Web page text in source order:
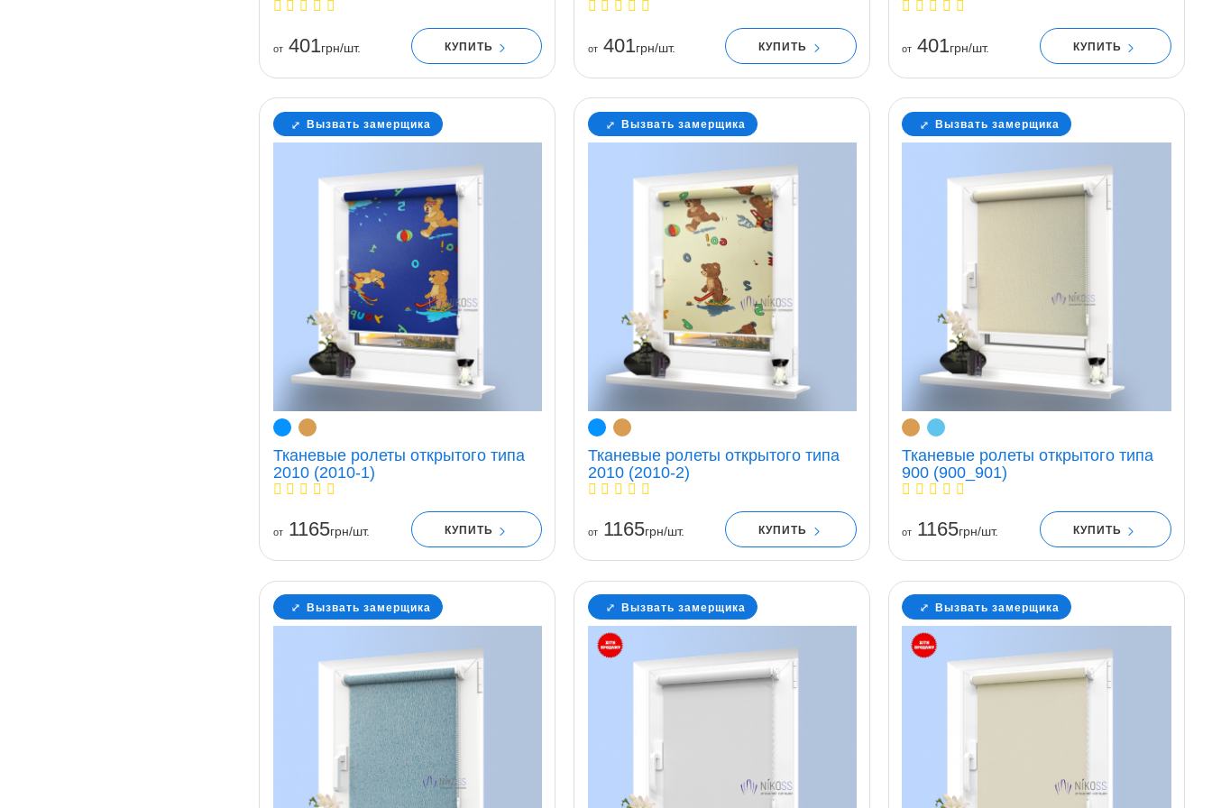
от401грн/шт. КУПИТЬ от401грн/шт. КУПИТЬ от 401грн/шт. КУПИТЬ
Вызвать замерщика
Тканевые ролеты открытого типа
2010 (2010-1)
от1165грн/шт. КУПИТЬ
Вызвать замерщика
Тканевые ролеты открытого типа
2010 (2010-2)
от1165грн/шт. КУПИТЬ
Вызвать замерщика
Тканевые ролеты открытого типа
900 (900_901)
от 1165грн/шт. КУПИТЬ
Вызвать замерщика Вызвать замерщика Вызвать замерщика